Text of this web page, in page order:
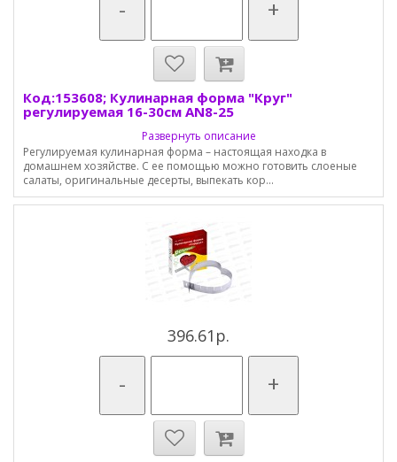
- +
Код:153608; Кулинарная форма "Круг"
регулируемая 16-30см AN8-25
Развернуть описание
Регулируемая кулинарная форма – настоящая находка в
домашнем хозяйстве. С ее помощью можно готовить слоеные
салаты, оригинальные десерты, выпекать кор...
396.61р.
- +